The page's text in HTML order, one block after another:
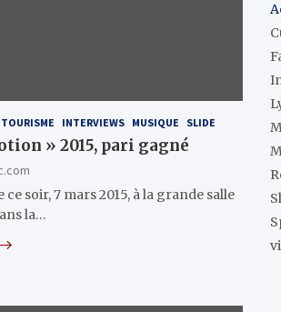
INTERVIEWS MUSIQUE SLIDE
» 2015, pari gagné
soir, 7 mars 2015, à la grande salle
la…